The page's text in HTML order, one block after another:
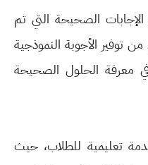
الإجابات الصحيحة التي تم
توفير الأجوبة النموذجية
معرفة الحلول الصحيحة
تعليمية للطلاب، حيث